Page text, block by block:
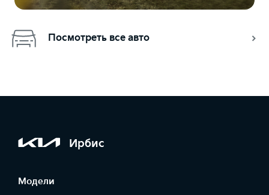
Посмотреть все авто
Ирбис
Модели